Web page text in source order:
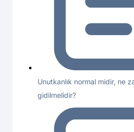
Unutkanlık normal midir, ne
gidilmelidir?